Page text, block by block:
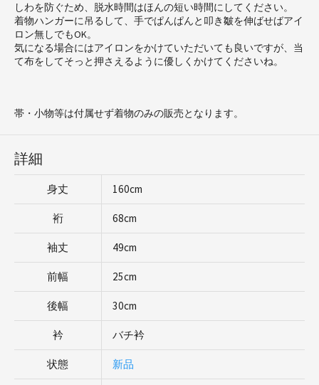
しわを防ぐため、脱水時間はほんの短い時間にしてください。
着物ハンガーに吊るして、手でぱんぱんと叩き皺を伸ばせばアイ
ロン無しでもOK。
気になる場合にはアイロンをかけていただいても良いですが、当
て布をしてそっと押さえるように優しくかけてくださいね。
帯・小物等は付属せず着物のみの販売となります。
詳細
身丈 160cm
裄 68cm
袖丈 49cm
前幅 25cm
後幅 30cm
衿 バチ衿
状態 新品